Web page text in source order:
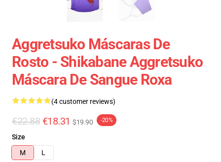
Aggretsuko Máscaras De
Rosto - Shikabane Aggretsuko
Máscara De Sangue Roxa
(4 customer reviews)
€22.88 €18.31 $19.90 -20%
Size
M
L